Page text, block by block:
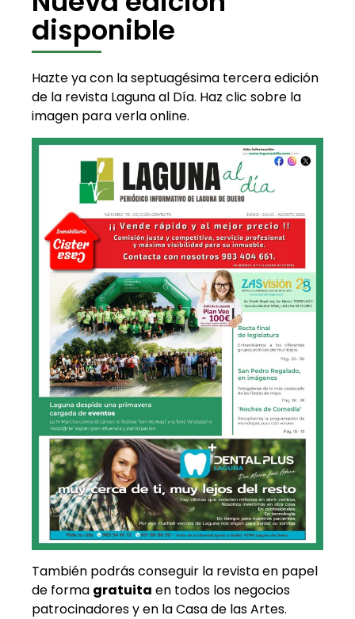
disponible
Hazte ya con la septuagésima tercera edición
de la revista Laguna al Día. Haz clic sobre la
imagen para verla online.
También podrás conseguir la revista en papel
de forma gratuita en todos los negocios
patrocinadores y en la Casa de las Artes.